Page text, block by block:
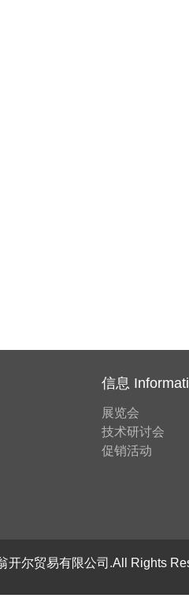
信息
展览会
技术研讨会
促销活动
开尔贸易有限公司.All Rights